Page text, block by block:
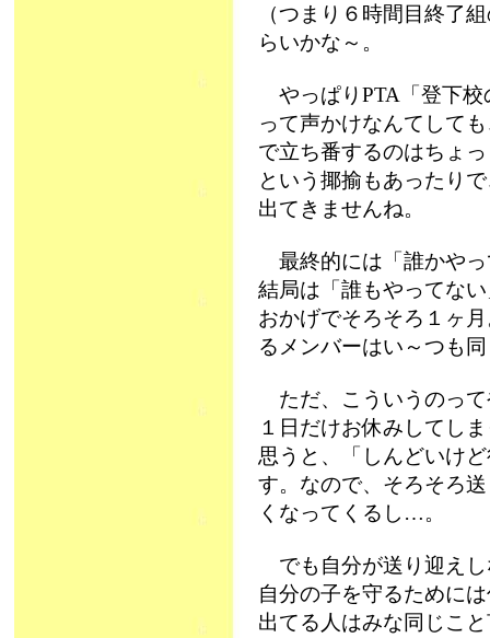
（つまり６時間目終了
らいかな～。
やっぱりPTA「登下校
って声かけなんてして
で立ち番するのはちょ
という揶揄もあったり
出てきませんね。
最終的には「誰かやっ
結局は「誰もやってな
おかげでそろそろ１ヶ
るメンバーはい～つも
ただ、こういうのっ
１日だけお休みしてし
思うと、「しんどいけ
す。なので、そろそろ
くなってくるし…。
でも自分が送り迎えし
自分の子を守るために
出てる人はみな同じこ